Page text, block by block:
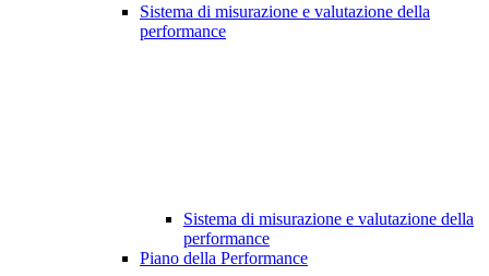
Sistema di misurazione e valutazione della
performance
Sistema di misurazione e valutazione della
performance
Piano della Performance